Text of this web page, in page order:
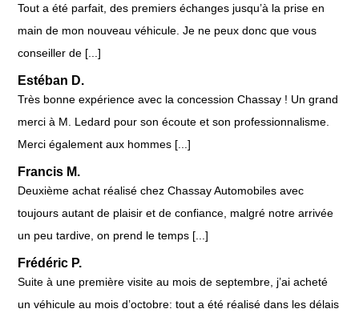
Tout a été parfait, des premiers échanges jusqu’à la prise en
main de mon nouveau véhicule. Je ne peux donc que vous
conseiller de [...]
Estéban D.
Très bonne expérience avec la concession Chassay ! Un grand
merci à M. Ledard pour son écoute et son professionnalisme.
Merci également aux hommes [...]
Francis M.
Deuxième achat réalisé chez Chassay Automobiles avec
toujours autant de plaisir et de confiance, malgré notre arrivée
un peu tardive, on prend le temps [...]
Frédéric P.
Suite à une première visite au mois de septembre, j’ai acheté
un véhicule au mois d’octobre: tout a été réalisé dans les délais